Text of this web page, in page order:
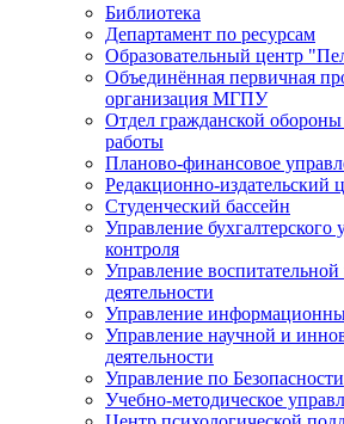
Библиотека
Департамент по ресурсам
Образовательный центр
Объединённая первичная
организация МГПУ
Отдел гражданской
работы
Планово-финансовое
Редакционно-издательский
Студенческий бассейн
Управление бухгалтерского
контроля
Управление
деятельности
Управление
Управление научной и
деятельности
Управление по Безопасности
Учебно-методическое